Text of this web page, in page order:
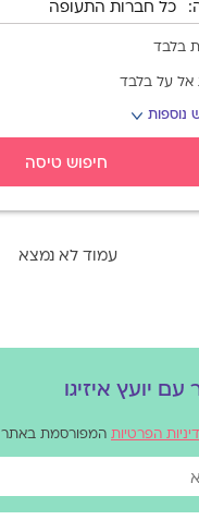
חיפוש טיסה
בלבד
אל על בלבד
נוספות
עמוד לא נמצא
יועץ איזיגו
הפרטיות המפורסמת באתר